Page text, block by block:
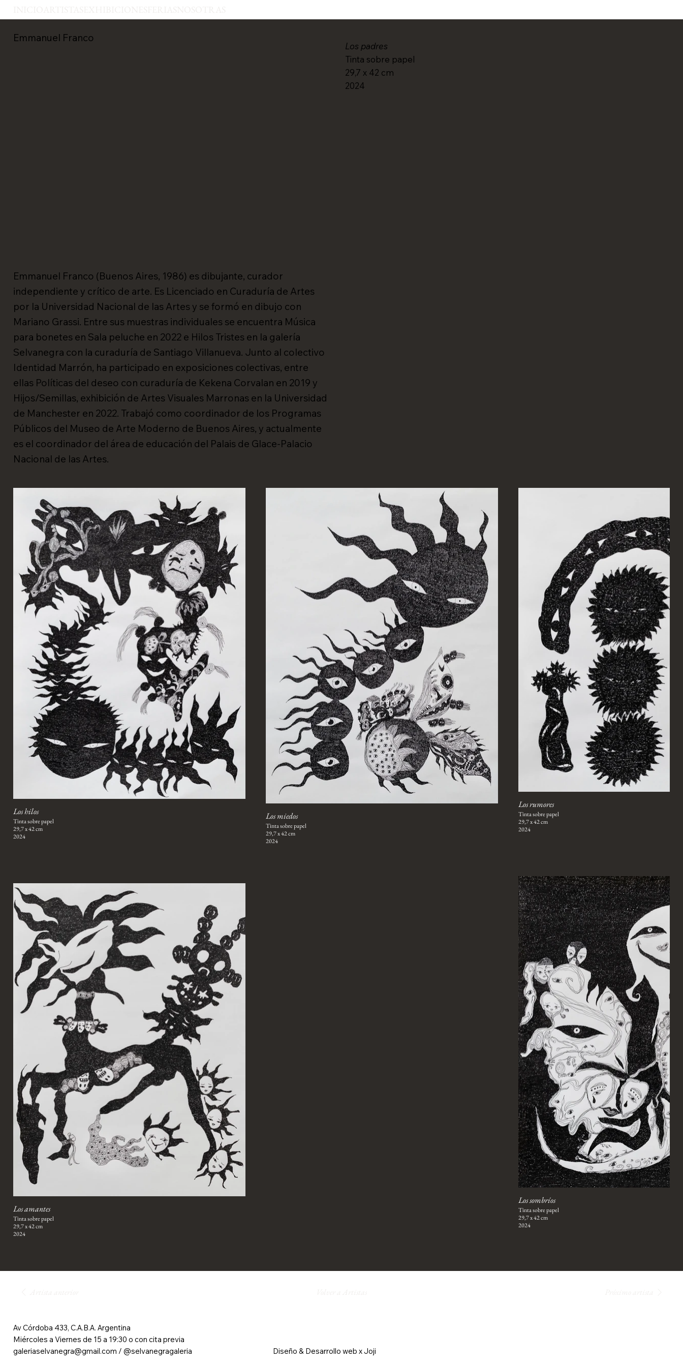
Emmanuel Franco
Emmanuel Franco (Buenos Aires, 1986) es dibujante, curador
independiente y crítico de arte. Es Licenciado en Curaduría de Artes
por la Universidad Nacional de las Artes y se formó en dibujo con
Mariano Grassi. Entre sus muestras individuales se encuentra Música
para bonetes en Sala peluche en 2022 e Hilos Tristes en la galería
Selvanegra con la curaduría de Santiago Villanueva. Junto al colectivo
Identidad Marrón, ha participado en exposiciones colectivas, entre
ellas Políticas del deseo con curaduría de Kekena Corvalan en 2019 y
Hijos/Semillas, exhibición de Artes Visuales Marronas en la Universidad
de Manchester en 2022. Trabajó como coordinador de los Programas
Públicos del Museo de Arte Moderno de Buenos Aires, y actualmente
es el coordinador del área de educación del Palais de Glace-Palacio
Nacional de las Artes.
Los padres
Tinta sobre papel
29,7 x 42 cm
2024
Los hilos
Tinta sobre papel
29,7 x 42 cm
2024
Los miedos
Tinta sobre papel
29,7 x 42 cm
2024
Los rumores
Tinta sobre papel
29,7 x 42 cm
2024
Los sombríos
Tinta sobre papel
29,7 x 42 cm
2024
Los amantes
Tinta sobre papel
29,7 x 42 cm
2024
Av Córdoba 433, C.A.B.A. Argentina
Miércoles a Viernes de 15 a 19:30 o con cita previa
galeriaselvanegra@gmail.com / @selvanegragaleria Diseño & Desarrollo web x Joji